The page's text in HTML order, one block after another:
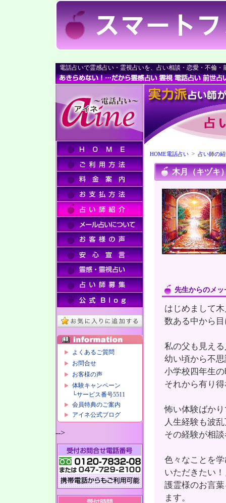
電話占いで霊感占い・霊視占いを、占い相談・恋愛・不倫
よくあるご質問
お問合せ
お客様の声
体験キャンペーン
└サービス番号5511
会員特典のご案内
アイネ公式ブログ
-->
HOME電話占い > 占い師の
木月（キヅキ
先生からのメッ
はじめまして
数ある中から
私の父も見え
幼い頃から不
小学校四年生
それから有り
怖い体験ばか
人生経験も波
その経験が相
色々なことを
いただきたい
護霊様のお言
ます。